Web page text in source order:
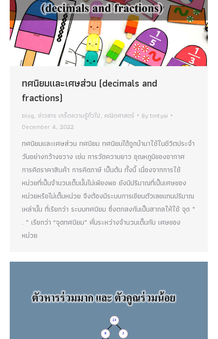
ทศนิยมและเศษส่วน (decimals and
fractions)
blog, ข่าวสาร เกร็ดความรู้ทั่วไป, คณิตศาสตร์ Bytmtyai
December 4, 2022
ทศนิยมและเศษส่วน ทศนิยม ทศนิยมได้ถูกนำมาใช้ในชีวิตประจำ
วันอย่างกว้างขวาง เช่น การวัดความยาว อุณหภูมิของอากาศ
การคิดราคาสินค้า การคิดภาษี เป็นต้น ทั้งนี้ เนื่องจากการใช้
หน่วยที่เป็นจำนวนเต็มนั้นไม่เพียงพอ ยังมีปริมาณที่เป็นเศษของ
หน่วยหรือไม่เต็มหน่วย จึงต้องมีระบบการเขียนตัวเลขแทนปริมาณ
เหล่านั้น ที่เรียกว่า ระบบทศนิยม ซึ่งตกลงกันเป็นสากลให้ใช้ จุด ”
. ” เรียกว่า “จุดทศนิยม” คั่นระหว่างจำนวนเต็มกับ เศษของ
หน่วย